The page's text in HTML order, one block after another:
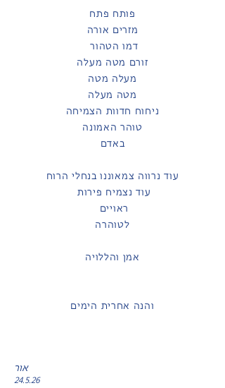
פותח פתח
מזרים אורה
דמו הטהור
זורם מטה מעלה
מעלה מטה
מטה מעלה
ניחוח חדוות הצמיחה
טוהר האמונה
באדם
עוד נרווה צמאוננו בנחלי הרוח
עוד נצמיח פירות
ראויים
לטוהרה
אמן והללויה
והנה אחרית הימים
אור
24.5.26